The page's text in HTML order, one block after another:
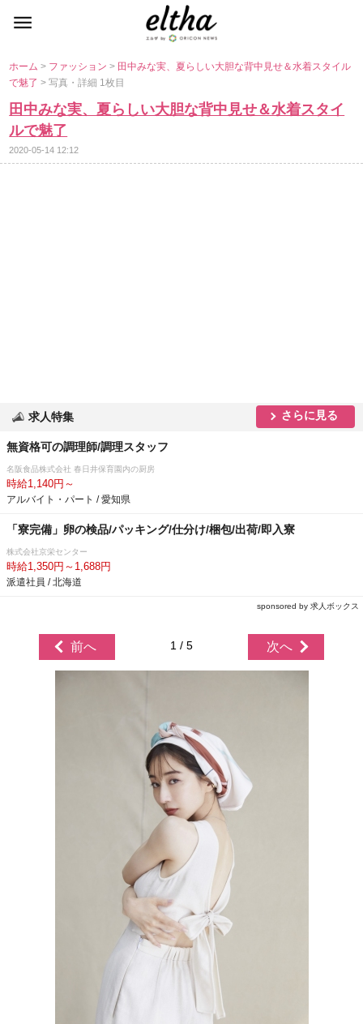
ホーム> ファッション> 田中みな実、夏らしい大胆な背中見せ＆水着スタイル
で魅了> 写真・詳細 1枚目
田中みな実、夏らしい大胆な背中見せ＆水着スタイ
ルで魅了
2020-05-14 12:12
求人特集 さらに見る
無資格可の調理師/調理スタッフ
名阪食品株式会社 春日井保育園内の厨房
時給1,140円～
アルバイト・パート / 愛知県
「寮完備」卵の検品/パッキング/仕分け/梱包/出荷/即入寮
株式会社京栄センター
時給1,350円～1,688円
派遣社員 / 北海道
sponsored by 求人ボックス
前へ 1 / 5 次へ